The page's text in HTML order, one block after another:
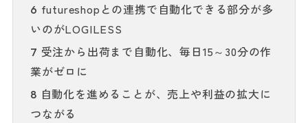
6 futureshopとの連携で自動化できる部分が多
いのがLOGILESS
7 受注から出荷まで自動化、毎日15～30分の作
業がゼロに
8 自動化を進めることが、売上や利益の拡大に
つながる